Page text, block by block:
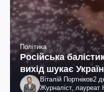
Політика
Російська
вихід шукає
Віталій Портніков2
Журналіст, лауреат